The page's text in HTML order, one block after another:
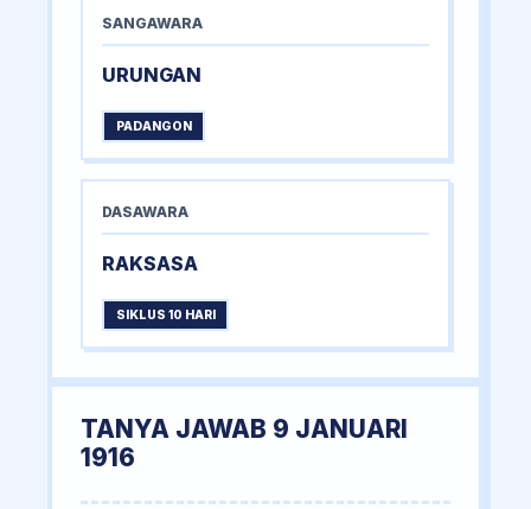
SANGAWARA
URUNGAN
PADANGON
DASAWARA
RAKSASA
SIKLUS 10 HARI
TANYA JAWAB 9 JANUARI
1916